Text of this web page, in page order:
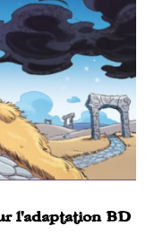
l’adaptation BD